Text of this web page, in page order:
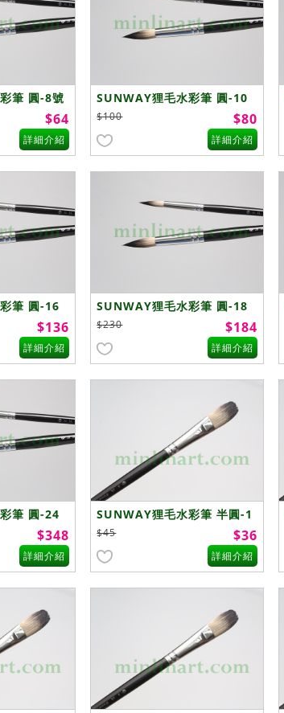
筆 圓-8號
$64
詳細介紹
SUNWAY狸毛水彩筆 圓-10
號
$100 $80
詳細介紹
筆 圓-16
$136
詳細介紹
SUNWAY狸毛水彩筆 圓-18
號
$230 $184
詳細介紹
筆 圓-24
$348
詳細介紹
SUNWAY狸毛水彩筆 半圓-1
號
$45 $36
詳細介紹